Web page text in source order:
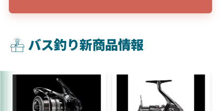
バス釣り新商品情報